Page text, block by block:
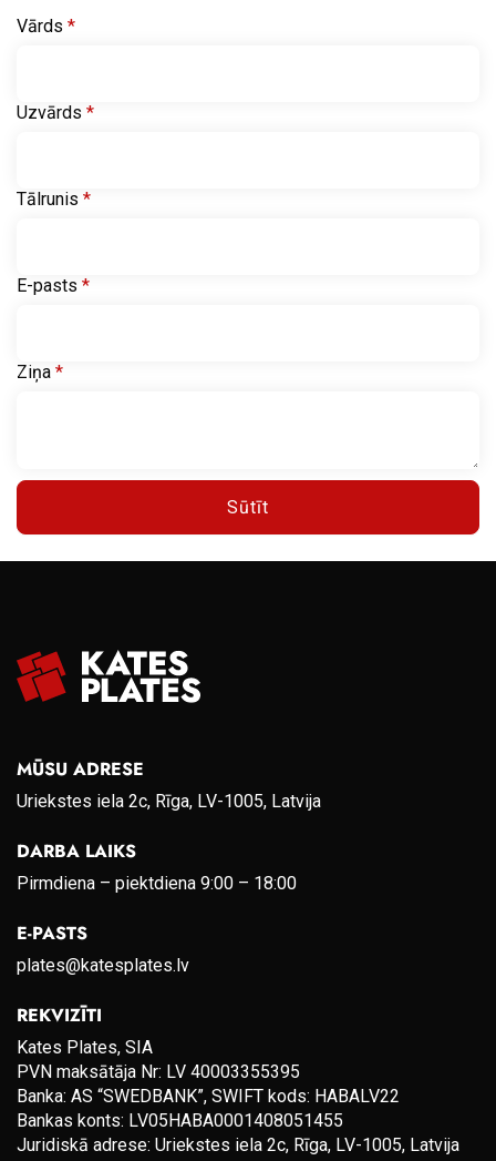
Vārds *
Uzvārds *
Tālrunis *
E-pasts *
Ziņa *
Sūtīt
MŪSU ADRESE
Uriekstes iela 2c, Rīga, LV-1005, Latvija
DARBA LAIKS
Pirmdiena – piektdiena 9:00 – 18:00
E-PASTS
plates@katesplates.lv
REKVIZĪTI
Kates Plates, SIA
PVN maksātāja Nr: LV 40003355395
Banka: AS “SWEDBANK”, SWIFT kods: HABALV22
Bankas konts: LV05HABA0001408051455
Juridiskā adrese: Uriekstes iela 2c, Rīga, LV-1005, Latvija